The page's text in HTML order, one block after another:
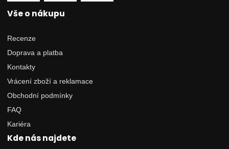
Vše o nákupu
Recenze
Doprava a platba
Kontakty
Vrácení zboží a reklamace
Obchodní podmínky
FAQ
Kariéra
Kde nás najdete